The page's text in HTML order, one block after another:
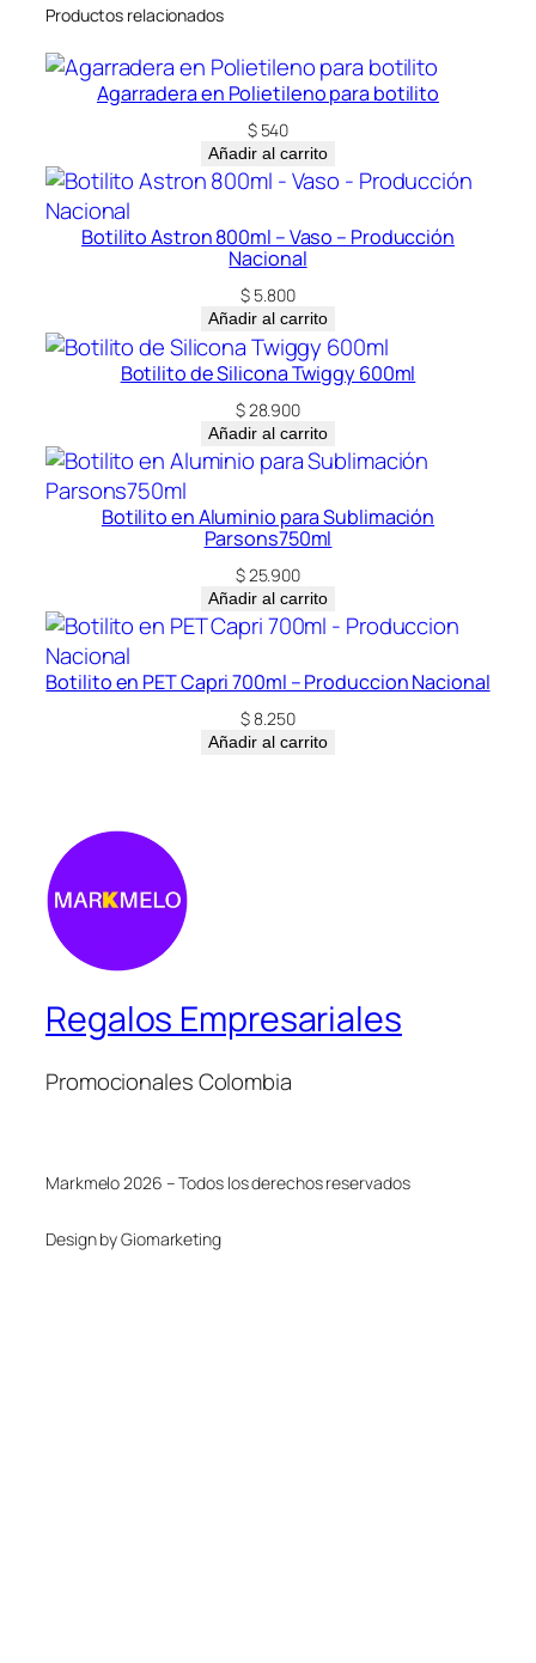
Productos relacionados
Agarradera en Polietileno para botilito
$540
Añadir al carrito
Botilito Astron 800ml – Vaso – Producción
Nacional
$ 5.800
Añadir al carrito
Botilito de Silicona Twiggy 600ml
$28.900
Añadir al carrito
Botilito en Aluminio para Sublimación
Parsons750ml
$25.900
Añadir al carrito
Botilito en PET Capri 700ml – Produccion Nacional
$8.250
Añadir al carrito
Regalos Empresariales
Promocionales Colombia
Markmelo 2026 – Todos los derechos reservados
Design by Giomarketing